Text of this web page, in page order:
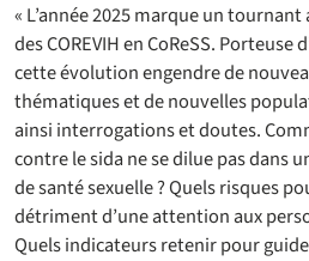
« L’année 2025 marque un
des COREVIH en CoReSS.
cette évolution engendre de
thématiques et de nouvelles
ainsi interrogations et doutes.
contre le sida ne se dilue pas dans
de santé sexuelle ? Quels risques
détriment d’une attention aux
Quels indicateurs retenir pour